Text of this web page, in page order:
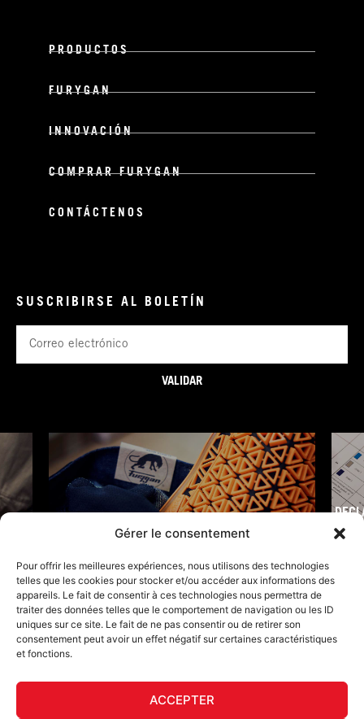
Gérer le consentement
Pour offrir les meilleures expériences, nous utilisons des technologies
telles que les cookies pour stocker et/ou accéder aux informations des
appareils. Le fait de consentir à ces technologies nous permettra de
traiter des données telles que le comportement de navigation ou les ID
uniques sur ce site. Le fait de ne pas consentir ou de retirer son
consentement peut avoir un effet négatif sur certaines caractéristiques
et fonctions.
ACCEPTER
PRODUCTOS
FURYGAN
INNOVACIÓN
COMPRAR FURYGAN
CONTÁCTENOS
SUSCRIBIRSE AL BOLETÍN
VALIDAR